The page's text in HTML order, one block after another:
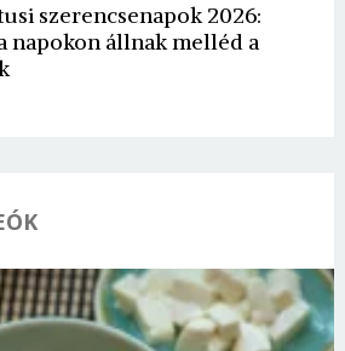
szerencsenapok 2026:
napokon állnak melléd a